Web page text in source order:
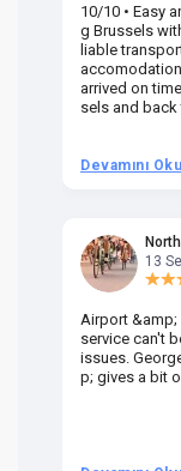
10/10 • Easy
g Brussels
liable
arrived on
sels and back
Devamını Oku
13
Airport &amp;
service can't
issues.
p; gives a bit